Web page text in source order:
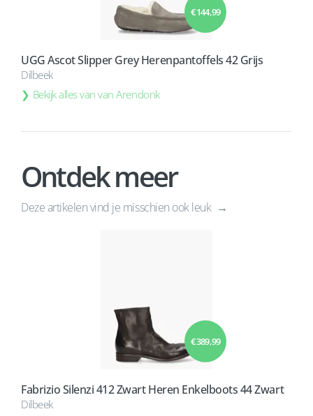
€ 144,99
UGG Ascot Slipper Grey Herenpantoffels 42 Grijs
Dilbeek
Bekijk alles van van Arendonk
€ 389,99
Fabrizio Silenzi 412 Zwart Heren Enkelboots 44 Zwart
Dilbeek
Ontdek meer
Deze artikelen vind je misschien ook leuk